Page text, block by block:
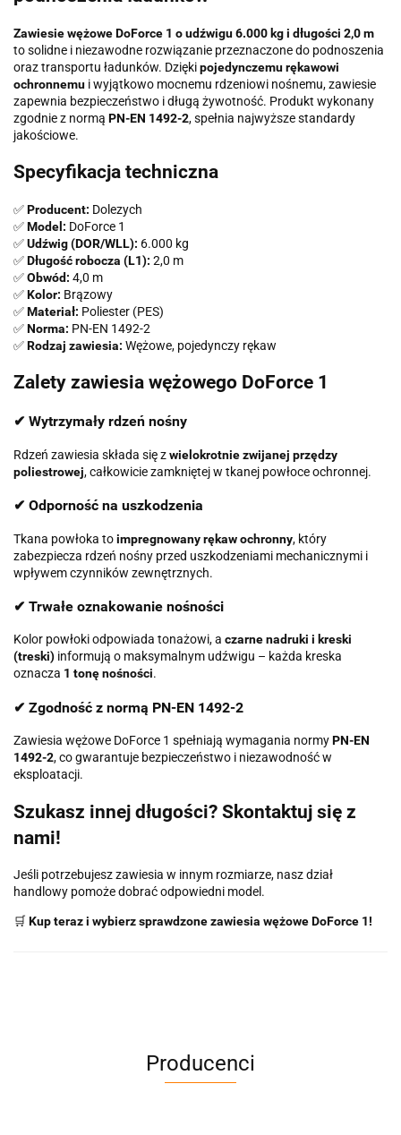
Zawiesie wężowe DoForce 1 o udźwigu 6.000 kg i długości 2,0 m
to solidne i niezawodne rozwiązanie przeznaczone do podnoszenia
oraz transportu ładunków. Dziękipojedynczemu rękawowi
ochronnemu i wyjątkowo mocnemu rdzeniowi nośnemu, zawiesie
zapewnia bezpieczeństwo i długą żywotność. Produkt wykonany
zgodnie z normą PN-EN 1492-2, spełnia najwyższe standardy
jakościowe.
Specyfikacja techniczna
✅Producent: Dolezych
✅Model: DoForce 1
✅Udźwig (DOR/WLL): 6.000 kg
✅Długość robocza (L1): 2,0 m
✅Obwód: 4,0 m
✅Kolor: Brązowy
✅Materiał: Poliester (PES)
✅Norma: PN-EN 1492-2
✅Rodzaj zawiesia: Wężowe, pojedynczy rękaw
Zalety zawiesia wężowego DoForce 1
✔ Wytrzymały rdzeń nośny
Rdzeń zawiesia składa się zwielokrotnie zwijanej przędzy
poliestrowej, całkowicie zamkniętej w tkanej powłoce ochronnej.
✔ Odporność na uszkodzenia
Tkana powłoka toimpregnowany rękaw ochronny, który
zabezpiecza rdzeń nośny przed uszkodzeniami mechanicznymi i
wpływem czynników zewnętrznych.
✔ Trwałe oznakowanie nośności
Kolor powłoki odpowiada tonażowi, a czarne nadruki i kreski
(treski) informują o maksymalnym udźwigu – każda kreska
oznacza 1 tonę nośności.
✔ Zgodność z normą PN-EN 1492-2
Zawiesia wężowe DoForce 1 spełniają wymagania normyPN-EN
1492-2, co gwarantuje bezpieczeństwo i niezawodność w
eksploatacji.
Szukasz innej długości? Skontaktuj się z
nami!
Jeśli potrzebujesz zawiesia w innym rozmiarze, nasz dział
handlowy pomoże dobrać odpowiedni model.
🛒 Kup teraz i wybierz sprawdzone zawiesia wężowe DoForce 1!
Producenci